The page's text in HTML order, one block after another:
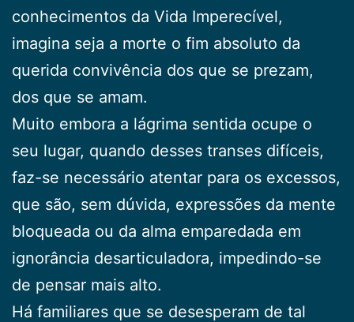
conhecimentos da Vida Imperecível,
imagina seja a morte o fim absoluto da
querida convivência dos que se prezam,
dos que se amam.
Muito embora a lágrima sentida ocupe o
seu lugar, quando desses transes difíceis,
faz-se necessário atentar para os excessos,
que são, sem dúvida, expressões da mente
bloqueada ou da alma emparedada em
ignorância desarticuladora, impedindo-se
de pensar mais alto.
Há familiares que se desesperam de tal